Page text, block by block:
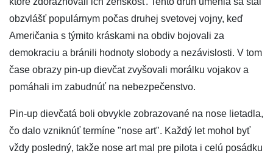
obzvlášť populárnym počas druhej svetovej vojny, keď
Američania s týmito kráskami na obdiv bojovali za
demokraciu a bránili hodnoty slobody a nezávislosti. V tom
čase obrazy pin-up dievčat zvyšovali morálku vojakov a
pomáhali im zabudnúť na nebezpečenstvo.
Pin-up dievčatá boli obvykle zobrazované na nose lietadla,
čo dalo vzniknúť termíne "nose art". Každý let mohol byť
vždy posledný, takže nose art mal pre pilota i celú posádku